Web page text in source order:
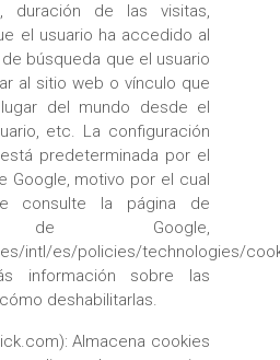
duración de las visitas,
el usuario ha accedido al
búsqueda que el usuario
al sitio web o vínculo que
del mundo desde el
etc. La configuración
predeterminada por el
Google, motivo por el cual
consulte la página de
de Google,
intl/es/policies/technologies/
información sobre las
deshabilitarlas.
Almacena cookies